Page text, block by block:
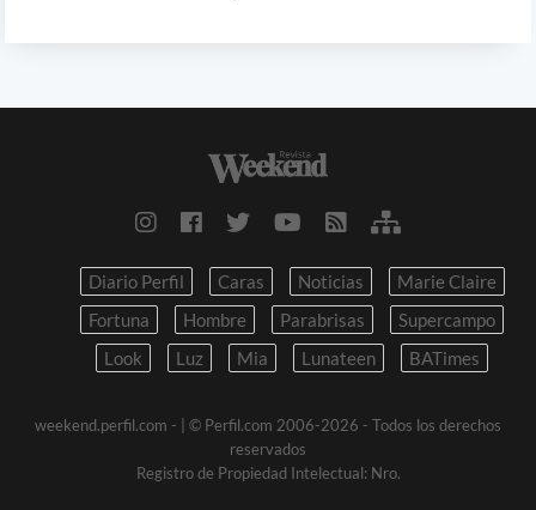
Diario Perfil Caras Noticias
Marie Claire
Fortuna
Hombre Parabrisas
Supercampo
Look
Luz Mia Lunateen BATimes
weekend.perfil.com -
| © Perfil.com 2006-2026 - Todos los derechos
reservados
Registro de Propiedad Intelectual: Nro.